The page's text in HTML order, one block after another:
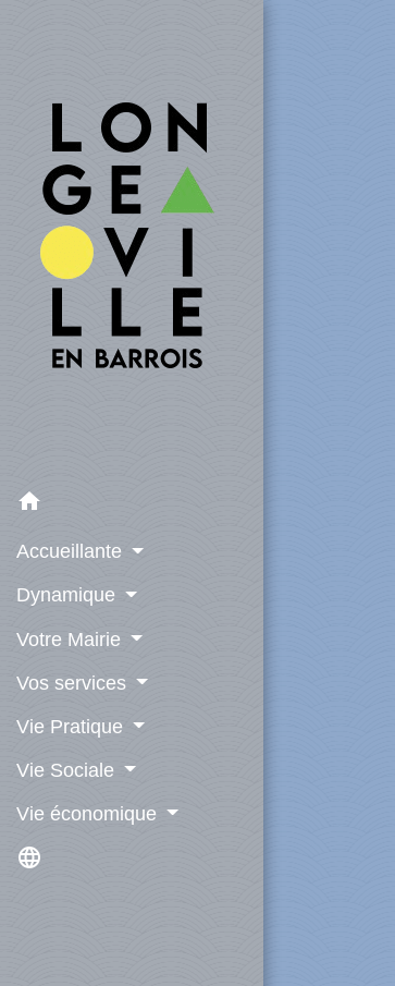
home
Accueillante
Dynamique
Votre Mairie
Vos services
Vie Pratique
Vie Sociale
Vie économique
language